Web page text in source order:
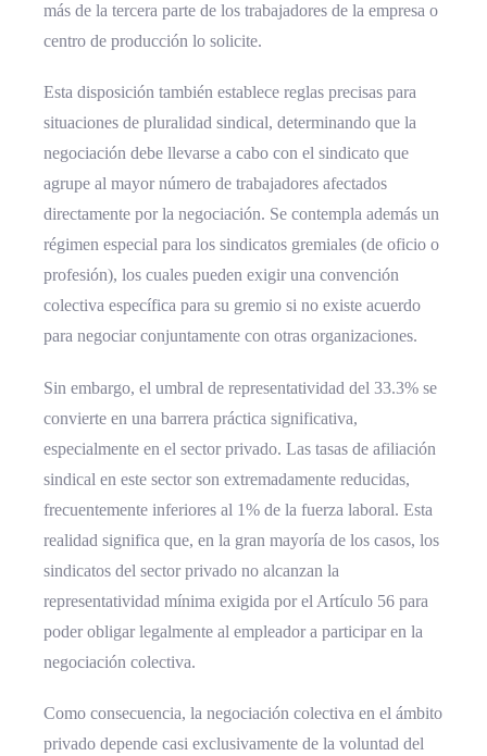
más de la tercera parte de los trabajadores de la empresa o
centro de producción lo solicite.
Esta disposición también establece reglas precisas para
situaciones de pluralidad sindical, determinando que la
negociación debe llevarse a cabo con el sindicato que
agrupe al mayor número de trabajadores afectados
directamente por la negociación. Se contempla además un
régimen especial para los sindicatos gremiales (de oficio o
profesión), los cuales pueden exigir una convención
colectiva específica para su gremio si no existe acuerdo
para negociar conjuntamente con otras organizaciones.
Sin embargo, el umbral de representatividad del 33.3% se
convierte en una barrera práctica significativa,
especialmente en el sector privado. Las tasas de afiliación
sindical en este sector son extremadamente reducidas,
frecuentemente inferiores al 1% de la fuerza laboral. Esta
realidad significa que, en la gran mayoría de los casos, los
sindicatos del sector privado no alcanzan la
representatividad mínima exigida por el Artículo 56 para
poder obligar legalmente al empleador a participar en la
negociación colectiva.
Como consecuencia, la negociación colectiva en el ámbito
privado depende casi exclusivamente de la voluntad del